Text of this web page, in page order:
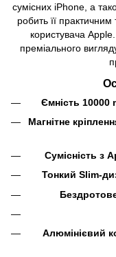
сумісних iPhone, а
робить її
користувача
преміального
Ємність 10000
Магнітне
Сумісність з
Тонкий Slim-
Алюмінієвий